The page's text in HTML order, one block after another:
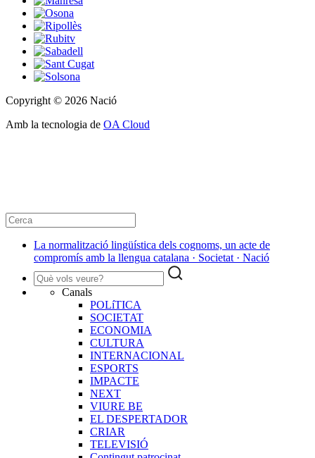
Copyright © 2026 Nació
Amb la tecnologia de OA Cloud
La normalització lingüística dels cognoms, un acte de
compromís amb la llengua catalana · Societat · Nació
Canals
POLíTICA
SOCIETAT
ECONOMIA
CULTURA
INTERNACIONAL
ESPORTS
IMPACTE
NEXT
VIURE BE
EL DESPERTADOR
CRIAR
TELEVISIÓ